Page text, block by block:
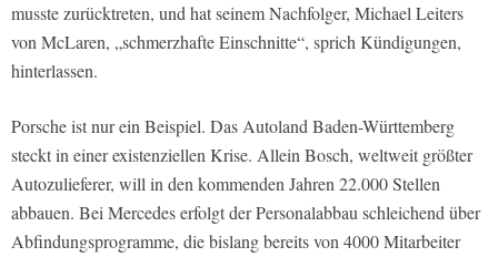
musste zurücktreten, und hat seinem Nachfolger, Michael Leiters
von McLaren, „schmerzhafte Einschnitte“, sprich Kündigungen,
hinterlassen.
Porsche ist nur ein Beispiel. Das Autoland Baden-Württemberg
steckt in einer existenziellen Krise. Allein Bosch, weltweit größter
Autozulieferer, will in den kommenden Jahren 22.000 Stellen
abbauen. Bei Mercedes erfolgt der Personalabbau schleichend über
Abfindungsprogramme, die bislang bereits von 4000 Mitarbeiter